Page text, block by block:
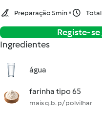
Preparação 5min
Registe-
Ingredientes
água
farinha tipo 65
mais q.b. p/ polvilhar